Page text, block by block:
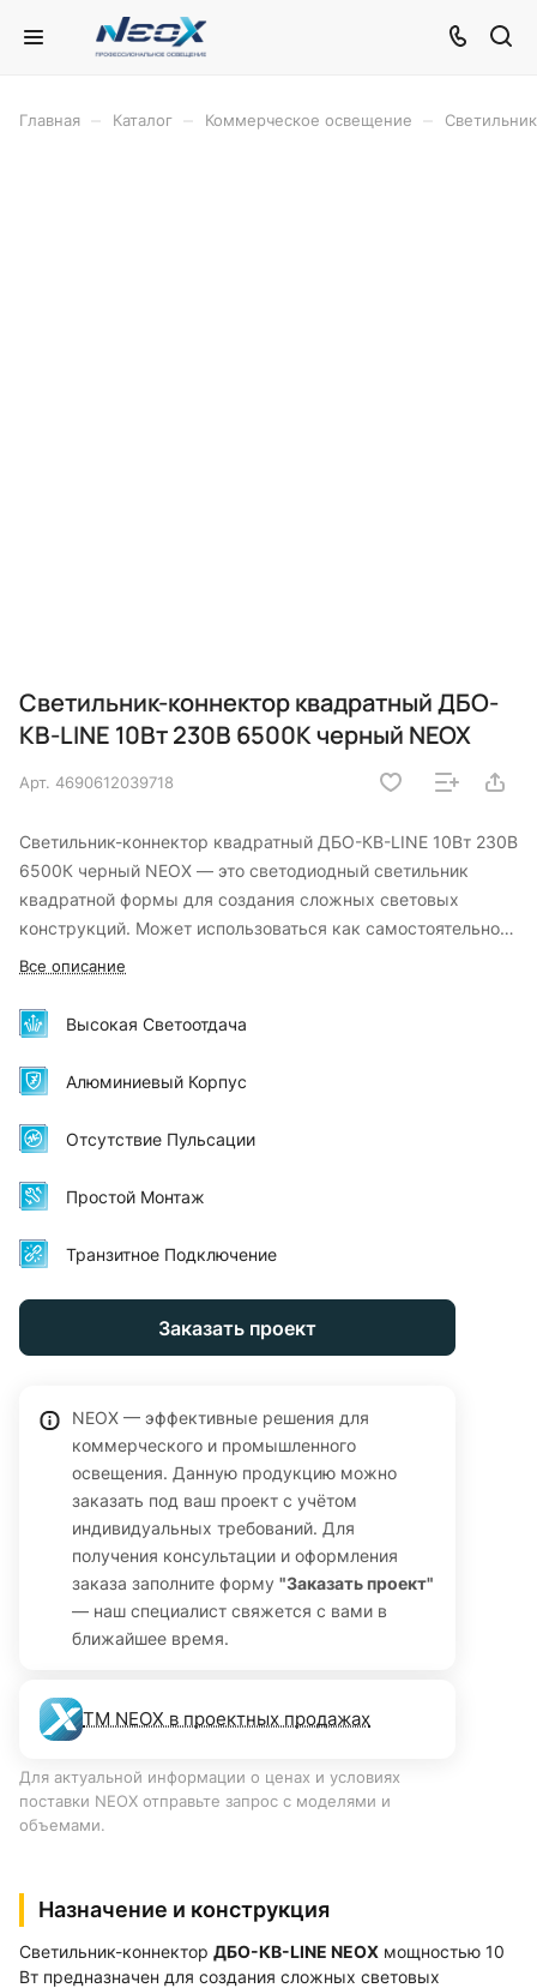
Главная Каталог Коммерческое освещение
Светильник-коннектор квадратный ДБО-
КВ-LINE 10Вт 230В 6500К черный NEOX
Арт. 4690612039718
Светильник-коннектор квадратный ДБО-КВ-LINE 10Вт 230В
6500К черный NEOX — это светодиодный светильник
квадратной формы для создания сложных световых
конструкций. Может использоваться как самостоятельно,
так и в качестве коннектора для соединения до четырех
эффективность 100 Лм/Вт, цветовая температура 6500К
(холодный белый). Алюминиевый корпус черного цвета,
класс защиты II (двойная изоляция, не требует
заземления). Подходит для накладного, подвесного
монтажа и монтажа в реечный потолок. Гарантия 36
месяцев.
Все описание
Высокая Светоотдача
Алюминиевый Корпус
Отсутствие Пульсации
Простой Монтаж
Транзитное Подключение
Заказать проект
NEOX — эффективные решения для
коммерческого и промышленного
освещения. Данную продукцию можно
заказать под ваш проект с учётом
индивидуальных требований. Для
получения консультации и оформления
заказа заполните форму "Заказать проект"
— наш специалист свяжется с вами в
ближайшее время.
ТМ NEOX в проектных продажах
Для актуальной информации о ценах и условиях
поставки NEOX отправьте запрос с моделями и
объемами.
Назначение и конструкция
Светильник-коннектор ДБО-КВ-LINE NEOX мощностью 10
Вт предназначен для создания сложных световых